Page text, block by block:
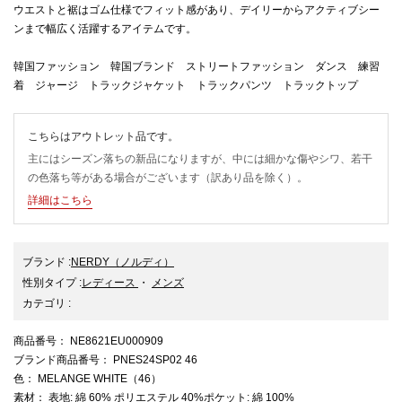
ウエストと裾はゴム仕様でフィット感があり、デイリーからアクティブシー
ンまで幅広く活躍するアイテムです。
韓国ファッション 韓国ブランド ストリートファッション ダンス 練習
着 ジャージ トラックジャケット トラックパンツ トラックトップ
こちらはアウトレット品です。
主にはシーズン落ちの新品になりますが、中には細かな傷やシワ、若干
の色落ち等がある場合がございます（訳あり品を除く）。
詳細はこちら
ブランド :NERDY （ノルディ）
性別タイプ:レディース ・
メンズ
カテゴリ :
商品番号 ： NE8621EU000909
ブランド商品番号 ： PNES24SP02 46
色 ： MELANGE WHITE（46）
素材 ： 表地: 綿 60% ポリエステル 40%ポケット: 綿 100%